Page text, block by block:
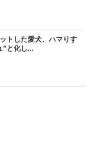
トした愛犬、ハマりす
と化し...